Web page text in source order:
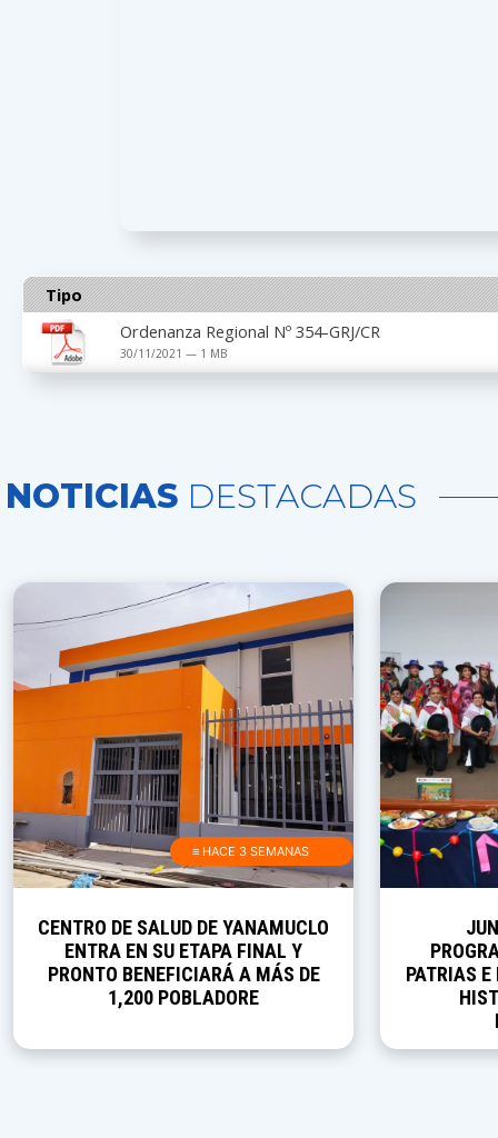
Tipo
Ordenanza Regional Nº 354-GRJ/CR
30/11/2021 — 1 MB
NOTICIAS DESTACADAS
≡ HACE 3 SEMANAS
CENTRO DE SALUD DE YANAMUCLO
ENTRA EN SU ETAPA FINAL Y
PRONTO BENEFICIARÁ A MÁS DE
1,200 POBLADORE
PATRIAS